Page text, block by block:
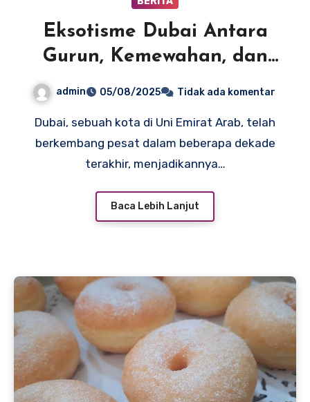
Eksotisme Dubai Antara
Gurun, Kemewahan, dan
admin 05/08/2025 Tidak ada komentar
Dubai, sebuah kota di Uni Emirat Arab, telah
berkembang pesat dalam beberapa dekade
terakhir, menjadikannya…
Baca Lebih Lanjut